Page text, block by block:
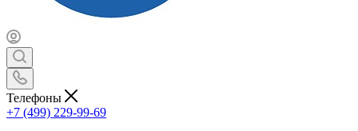
Телефоны
+7 (499) 229-99-69